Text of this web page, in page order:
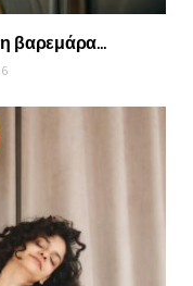
βαρεμάρα…